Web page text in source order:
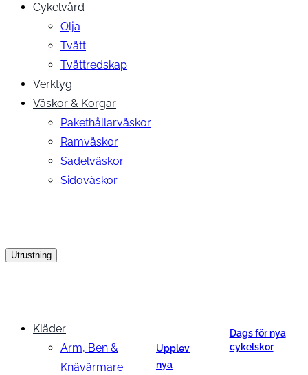
Cykelvård
Olja
Tvätt
Tvättredskap
Verktyg
Väskor & Korgar
Pakethållarväskor
Ramväskor
Sadelväskor
Sidoväskor
Utrustning
Kläder
Arm, Ben &
Knävärmare
Upplev
nya
Dags för nya
cykelskor